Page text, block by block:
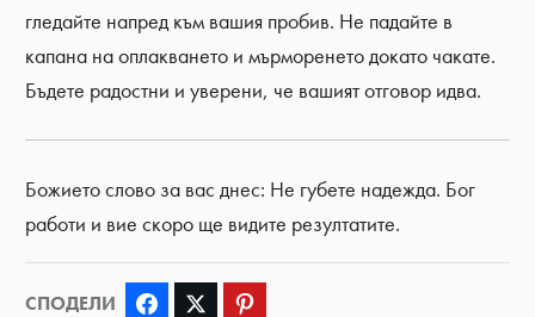
гледайте напред към вашия пробив. Не падайте в
капана на оплакването и мърморенето докато чакате.
Бъдете радостни и уверени, че вашият отговор идва.
Божието слово за вас днес: Не губете надежда. Бог
работи и вие скоро ще видите резултатите.
СПОДЕЛИ Facebook Twitter